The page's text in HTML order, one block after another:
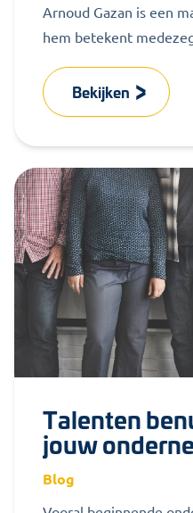
Arnoud Gazan is een
hem betekent
Bekijken
Talenten
jouw
Blog